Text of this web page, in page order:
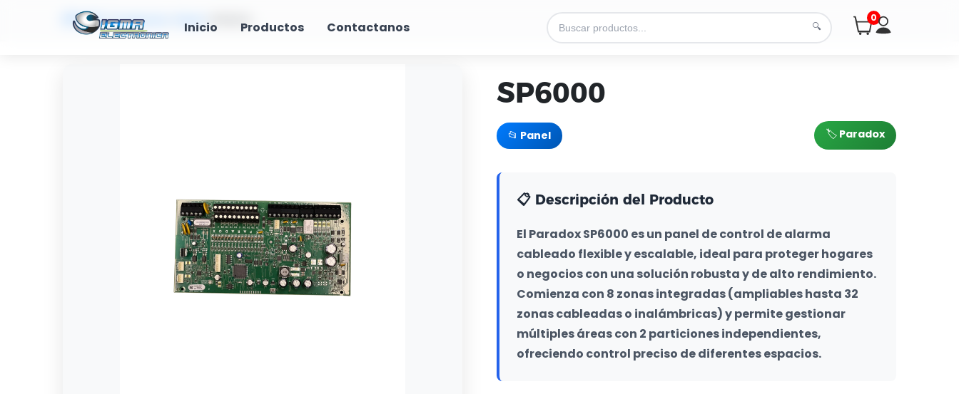
Inicio Productos Contactanos 🔍
0
🏠 Inicio>Productos Panel >
SP6000
📂 Panel 🏷️ Paradox
📋 Descripción del Producto
El Paradox SP6000 es un panel de control de alarma
cableado flexible y escalable, ideal para proteger hogares
o negocios con una solución robusta y de alto rendimiento.
Comienza con 8 zonas integradas (ampliables hasta 32
zonas cableadas o inalámbricas) y permite gestionar
múltiples áreas con 2 particiones independientes,
ofreciendo control preciso de diferentes espacios.